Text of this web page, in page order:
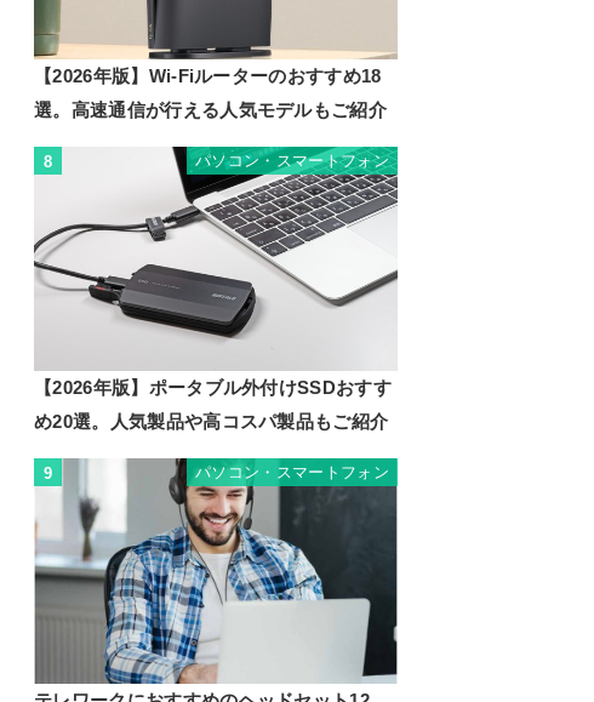
【2026年版】Wi-Fiルーターのおすすめ18
選。高速通信が行える人気モデルもご紹介
8 パソコン・スマートフォン
【2026年版】ポータブル外付けSSDおすす
め20選。人気製品や高コスパ製品もご紹介
9 パソコン・スマートフォン